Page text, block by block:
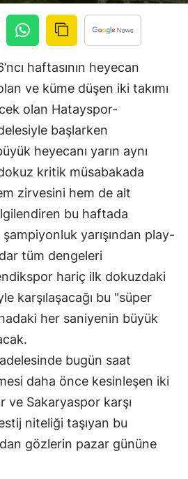
Gaziantep
Giresun
Gümüşhane
Hatay
Isparta
Mersin
İstanbul
İzmir
Kars
Kastamonu
Kayseri
Kırklareli
Kırşehir
Kocaeli
Konya
haftasının heyecan
ve küme düşen iki takımı
olan Hatayspor-
başlarken
heyecanı yarın aynı
kritik müsabakada
zirvesini hem de alt
ilgilendiren bu haftada
şampiyonluk yarışından play-
tüm dengeleri
hariç ilk dokuzdaki
karşılaşacağı bu "süper
her saniyenin büyük
bugün saat
daha önce kesinleşen iki
ve Sakaryaspor karşı
niteliği taşıyan bu
gözlerin pazar gününe